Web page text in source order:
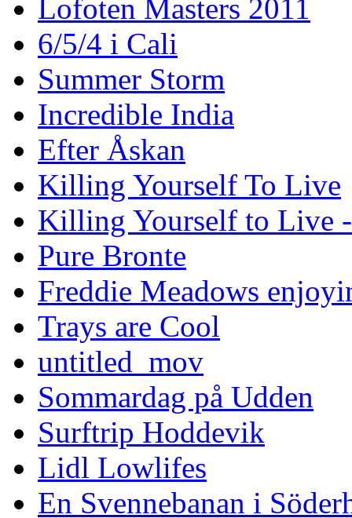
Lofoten Masters 2011
6/5/4 i Cali
Summer Storm
Incredible India
Efter Åskan
Killing Yourself To Live
Killing Yourself to Live -
Pure Bronte
Freddie Meadows
Trays are Cool
untitled_mov
Sommardag på Udden
Surftrip Hoddevik
Lidl Lowlifes
En Svennebanan i